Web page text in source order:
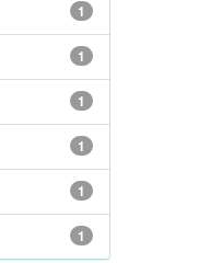
1
1
1
1
1
1